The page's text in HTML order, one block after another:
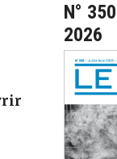
N°
2026